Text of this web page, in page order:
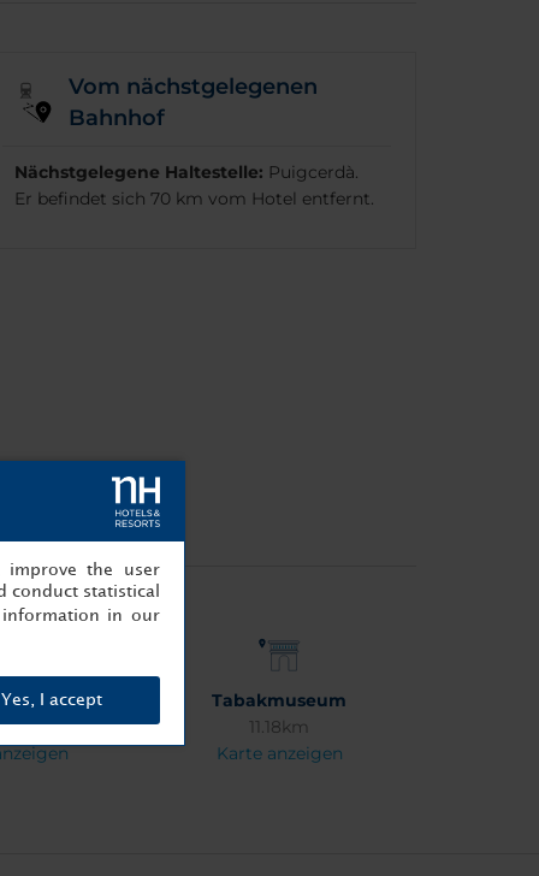
Vom nächstgelegenen
Bahnhof
Nächstgelegene Haltestelle: Puigcerdà.
Er befindet sich 70 km vom Hotel entfernt.
de Meritxel
Tabakmuseum
11.18km
Karte anzeigen
the user
conduct statistical
in our
Yes, I accept